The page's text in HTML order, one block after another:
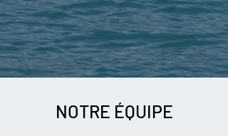
NOTRE ÉQUIPE